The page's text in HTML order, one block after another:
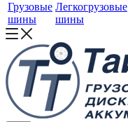
Грузовые
шины
Легкогрузовые
шины